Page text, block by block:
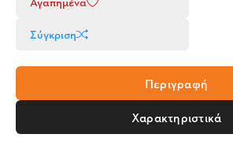
Σύγκριση
Περιγραφή
Χαρακτηριστικά